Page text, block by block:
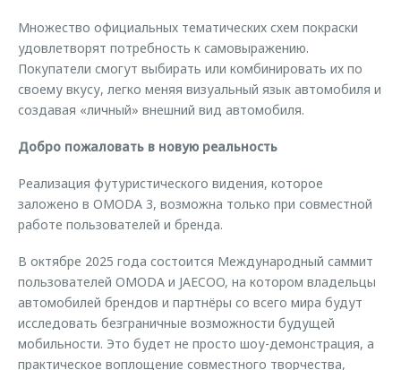
Множество официальных тематических схем покраски
удовлетворят потребность к самовыражению.
Покупатели смогут выбирать или комбинировать их по
своему вкусу, легко меняя визуальный язык автомобиля и
создавая «личный» внешний вид автомобиля.
Добро пожаловать в новую реальность
Реализация футуристического видения, которое
заложено в OMODA 3, возможна только при совместной
работе пользователей и бренда.
В октябре 2025 года состоится Международный саммит
пользователей OMODA и JAECOO, на котором владельцы
автомобилей брендов и партнёры со всего мира будут
исследовать безграничные возможности будущей
мобильности. Это будет не просто шоу-демонстрация, а
практическое воплощение совместного творчества,